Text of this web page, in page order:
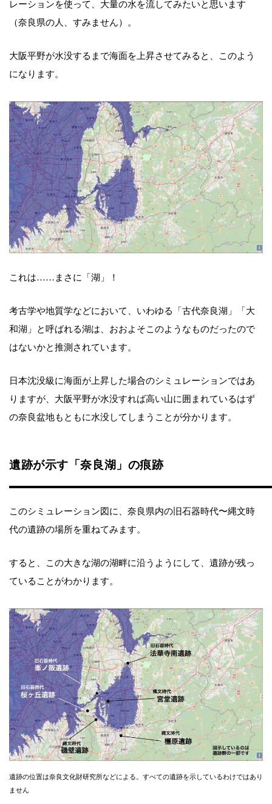
レーションを使って、大量の水を流してみたいと思います
（奈良県の人、すみません）。
大阪平野が水没するまで海面を上昇させてみると、このよう
になります。
これは……まさに「湖」！
考古学や地質学などにおいて、いわゆる「古代奈良湖」「大
和湖」と呼ばれる湖は、おおよそこのようなものだったので
はないかと推測されています。
日本沈没級に海面が上昇した場合のシミュレーションではあ
りますが、大阪平野が水没すれば高い山に囲まれているはず
の奈良盆地もともに水没してしまうことが分かります。
遺跡が示す「奈良湖」の痕跡
このシミュレーション図に、奈良県内の旧石器時代〜縄文時
代の遺跡の場所を重ねてみます。
すると、この大きな湖の湖畔に沿うようにして、遺跡が残っ
ていることがわかります。
遺跡の位置は奈良文化財研究所などによる。すべての遺跡を示しているわけではあり
ません